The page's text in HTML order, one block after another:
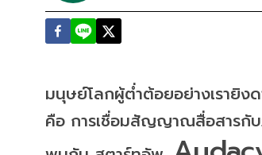
มนุษย์โลกผู้ต่ำต้อยอย่างเรายิง
คือ การเชื่อมสัญญาณสื่อสารกับ